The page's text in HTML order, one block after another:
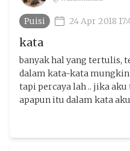
Puisi 24 Apr 2018
kata
banyak hal yang tertulis,
dalam kata-kata
tapi percaya lah .. jika
apapun itu dalam kata